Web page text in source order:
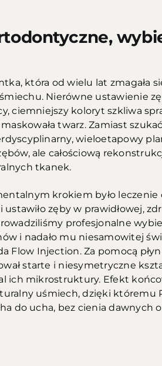
która od wielu lat zmagała
Nierówne ustawienie
ciemniejszy koloryt szkliwa
twarz. Zamiast
wieloetapowy
ale całościową
tkanek.
krokiem było
ustawiło zęby w prawidłowej,
profesjonalne
i nadało mu niesamowitej
Flow Injection. Za pomocą
starte i niesymetryczne
ich mikrostruktury. Efekt
uśmiech, dzięki któremu
do ucha, bez cienia dawnych